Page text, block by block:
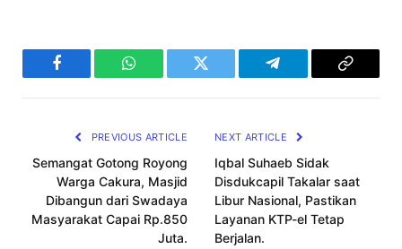
Facebook WhatsAppTwitter Telegram
Copy
PREVIOUS ARTICLE
Semangat Gotong Royong
Warga Cakura, Masjid
Dibangun dari Swadaya
Masyarakat Capai Rp.850
Juta.
NEXT ARTICLE
Iqbal Suhaeb Sidak
Disdukcapil Takalar saat
Libur Nasional, Pastikan
Layanan KTP-el Tetap
Berjalan.